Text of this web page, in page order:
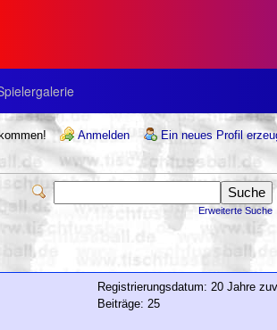
Anmelden
Ein neues Profil
Erweiterte Suche
Registrierungsdatum: 20 Jahre
Beiträge: 25